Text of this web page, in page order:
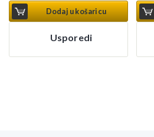
Dodaj u košaricu
Usporedi